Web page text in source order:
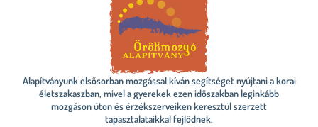
Alapítványunk elsősorban mozgással kíván segítséget nyújtani a korai
életszakaszban, mivel a gyerekek ezen időszakban leginkább
mozgáson úton és érzékszerveiken keresztül szerzett
tapasztalataikkal fejlődnek.